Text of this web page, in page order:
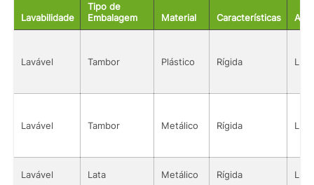
Lavabilidade
Tipo de
Embalagem
Material Características
Lavável Tambor Plástico Rígida
Lavável Tambor Metálico Rígida
Lavável Lata Metálico Rígida